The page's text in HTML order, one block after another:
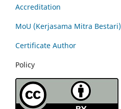
Accreditation
MoU (Kerjasama Mitra Bestari)
Certificate Author
Policy